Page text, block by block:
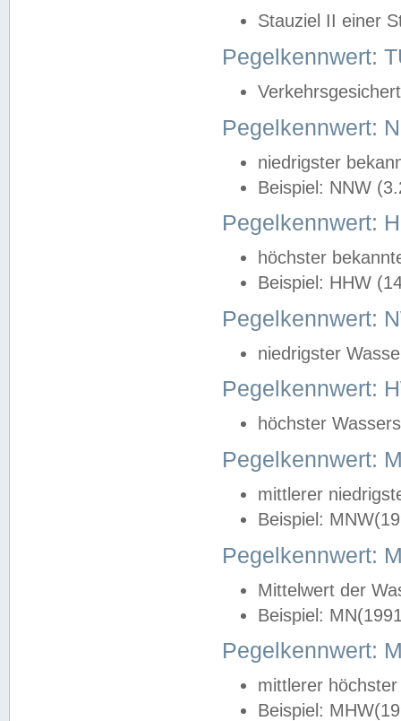
Stauziel II einer
Pegelkennwert:
Pegelkennwert:
niedrigster
Beispiel: NNW
Pegelkennwert:
höchster
Beispiel: HHW
Pegelkennwert:
niedrigster
Pegelkennwert:
höchster
Pegelkennwert:
mittlerer
Beispiel:
Pegelkennwert:
Mittelwert der
Beispiel:
Pegelkennwert:
mittlerer
Beispiel: